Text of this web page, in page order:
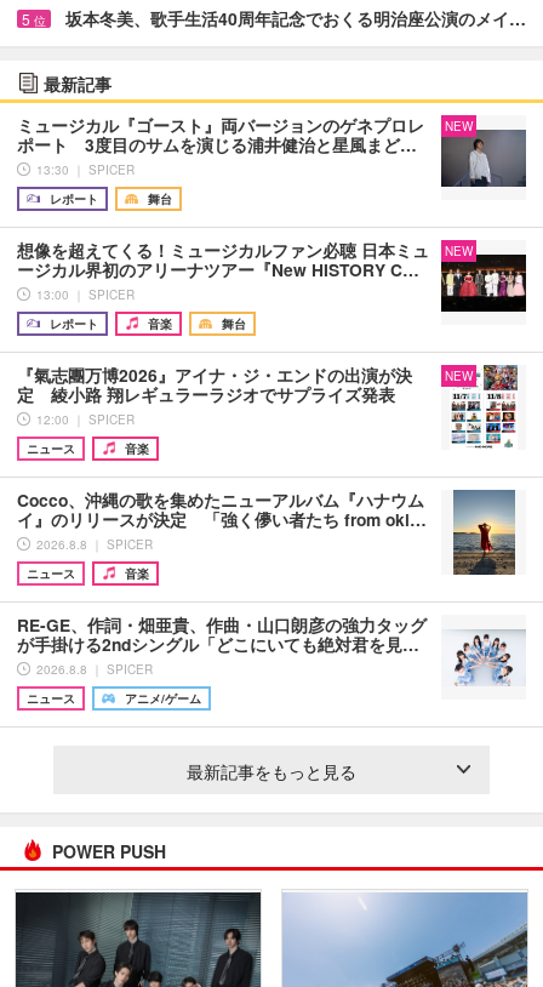
5 位 坂本冬美、歌手生活40周年記念でおくる明治座公演のメイ…
最新記事
ミュージカル『ゴースト』両バージョンのゲネプロレ
ポート 3度目のサムを演じる浦井健治と星風まど…
13:30 ｜ SPICER
レポート
舞台
NEW
想像を超えてくる！ミュージカルファン必聴 日本ミュ
ージカル界初のアリーナツアー『New HISTORY C…
13:00 ｜ SPICER
レポート
音楽 舞台
NEW
『氣志團万博2026』アイナ・ジ・エンドの出演が決
定 綾小路 翔レギュラーラジオでサプライズ発表
12:00 ｜ SPICER
ニュース
音楽
NEW
Cocco、沖縄の歌を集めたニューアルバム『ハナウム
イ』のリリースが決定 「強く儚い者たち from oki…
2026.8.8 ｜ SPICER
ニュース
音楽
RE-GE、作詞・畑亜貴、作曲・山口朗彦の強力タッグ
が手掛ける2ndシングル「どこにいても絶対君を見…
2026.8.8 ｜ SPICER
ニュース
アニメ/ゲーム
最新記事をもっと見る
POWER PUSH